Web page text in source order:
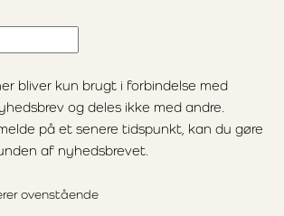
bliver kun brugt i forbindelse med
og deles ikke med andre.
på et senere tidspunkt, kan du gøre
af nyhedsbrevet.
ovenstående